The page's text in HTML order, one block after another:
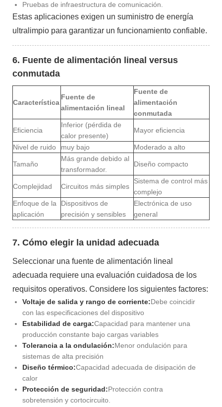
Pruebas de infraestructura de comunicación.
Estas aplicaciones exigen un suministro de energía
ultralimpio para garantizar un funcionamiento confiable.
6. Fuente de alimentación lineal versus
conmutada
Característica
Fuente de
alimentación lineal
Fuente de
alimentación
conmutada
Eficiencia
Inferior (pérdida de
calor presente)
Mayor eficiencia
Nivel de ruido muy bajo Moderado a alto
Tamaño
Más grande debido al
transformador.
Diseño compacto
Complejidad Circuitos más simples
Sistema de control más
complejo
Enfoque de la
aplicación
Dispositivos de
precisión y sensibles
Electrónica de uso
general
7. Cómo elegir la unidad adecuada
Seleccionar una fuente de alimentación lineal
adecuada requiere una evaluación cuidadosa de los
requisitos operativos. Considere los siguientes factores:
Voltaje de salida y rango de corriente:Debe coincidir
con las especificaciones del dispositivo
Estabilidad de carga:Capacidad para mantener una
producción constante bajo cargas variables
Tolerancia a la ondulación:Menor ondulación para
sistemas de alta precisión
Diseño térmico:Capacidad adecuada de disipación de
calor
Protección de seguridad:Protección contra
sobretensión y cortocircuito.